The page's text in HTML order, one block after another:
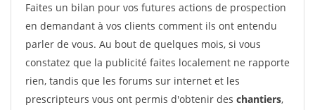
Faites un bilan pour vos futures actions de prospection
en demandant à vos clients comment ils ont entendu
parler de vous. Au bout de quelques mois, si vous
constatez que la publicité faites localement ne rapporte
rien, tandis que les forums sur internet et les
prescripteurs vous ont permis d'obtenir des chantiers,